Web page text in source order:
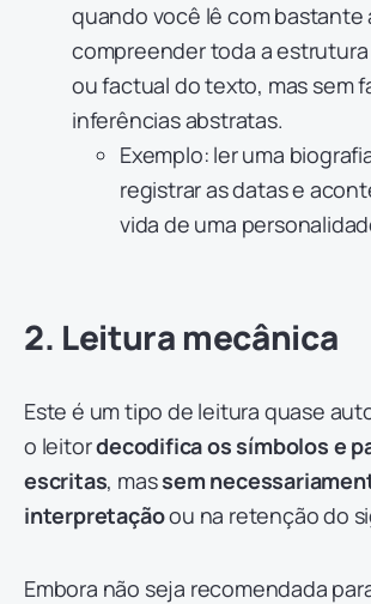
quando você lê com bastante
compreender toda a
ou factual do texto, mas sem
inferências abstratas.
Exemplo: ler uma
registrar as datas e
vida de uma
2. Leitura mecânica
Este é um tipo de leitura quase
o leitordecodifica os símbolos e
escritas, massem
interpretaçãoou na retenção do
Embora não seja recomendada